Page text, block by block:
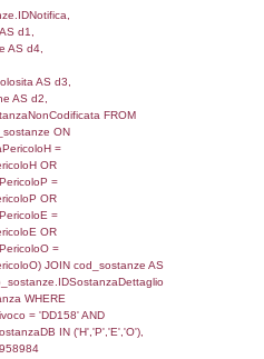
f_territori_limitrofi.Distanza,
FROM f_territori_limitrofi
ON
=
=